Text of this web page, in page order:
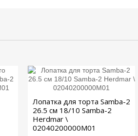
Лопатка для торта Samba-2
26.5 см 18/10 Samba-2
Herdmar \
02040200000M01